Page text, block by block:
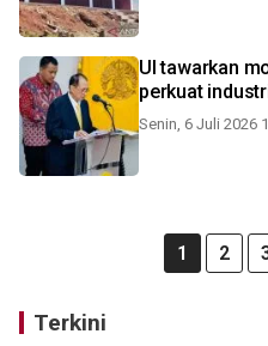
UI tawarkan
perkuat
Senin, 6 Juli 2026
1 2
Terkini